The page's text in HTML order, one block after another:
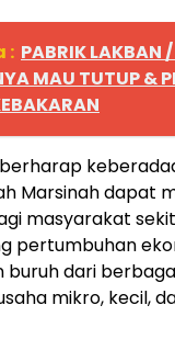
: PABRIK LAKBAN
MAU TUTUP &
Marsinah dapat
masyarakat
pertumbuhan
buruh dari
mikro, kecil,